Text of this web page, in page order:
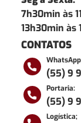
7h30min às
13h30min às
CONTATOS
(55) 9
Portaria:
(55) 9
Logística;